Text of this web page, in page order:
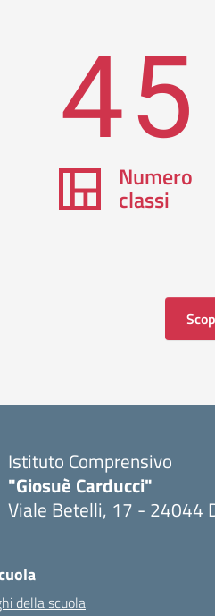
45
Numero
classi
Istituto Comprensivo
"Giosuè Carducci"
Viale Betelli, 17 - 24044
della scuola